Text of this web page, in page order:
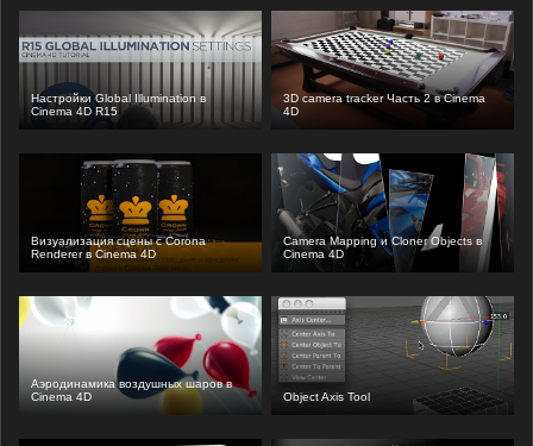
Настройки Global Illumination в
Cinema 4D R15
3D camera tracker Часть 2 в Cinema
4D
Визуализация сцены с Corona
Renderer в Cinema 4D
Camera Mapping и Cloner Objects в
Cinema 4D
Аэродинамика воздушных шаров в
Cinema 4D
Object Axis Tool